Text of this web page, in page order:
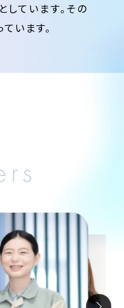
ています。その
います。